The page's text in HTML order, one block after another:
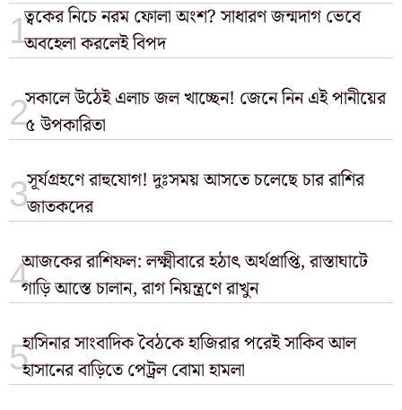
ত্বকের নিচে নরম ফোলা অংশ? সাধারণ জন্মদাগ ভেবে
অবহেলা করলেই বিপদ
সকালে উঠেই এলাচ জল খাচ্ছেন! জেনে নিন এই পানীয়ের
৫ উপকারিতা
সূর্যগ্রহণে রাহুযোগ! দুঃসময় আসতে চলেছে চার রাশির
জাতকদের
আজকের রাশিফল: লক্ষ্মীবারে হঠাৎ অর্থপ্রাপ্তি, রাস্তাঘাটে
গাড়ি আস্তে চালান, রাগ নিয়ন্ত্রণে রাখুন
হাসিনার সাংবাদিক বৈঠকে হাজিরার পরেই সাকিব আল
হাসানের বাড়িতে পেট্রল বোমা হামলা